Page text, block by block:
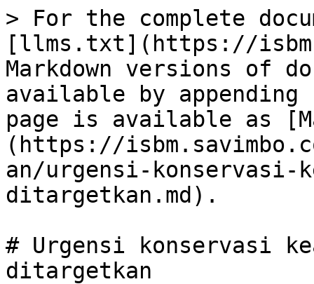
> For the complete
[llms.txt](https://
Markdown versions of
available by
page is available as
(https://
an/urgensi-konservasi-
ditargetkan.md).
# Urgensi konservasi
ditargetkan